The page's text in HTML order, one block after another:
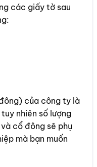
các giấy tờ sau
của công ty là
nhiên số lượng
cổ đông sẽ phụ
mà bạn muốn